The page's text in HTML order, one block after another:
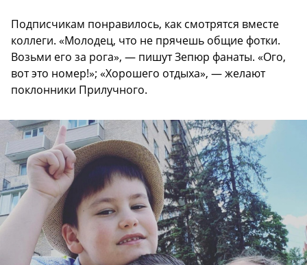
Подписчикам понравилось, как смотрятся вместе
коллеги. «Молодец, что не прячешь общие фотки.
Возьми его за рога», — пишут Зепюр фанаты. «Ого,
вот это номер!»; «Хорошего отдыха», — желают
поклонники Прилучного.